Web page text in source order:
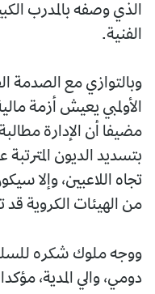
الذي وصفه بالمدرب
الفنية.
وبالتوازي مع الصدمة
الأولمبي يعيش أزمة
بتسديد الديون المترتبة
تجاه اللاعبين، وإلا
من الهيئات الكروية
ووجه ملوك شكره
دومي، والي المدية،